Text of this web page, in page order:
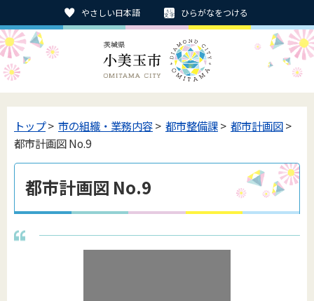
やさしい日本語 ひらがなをつける
トップ> 市の組織・業務内容> 都市整備課> 都市計画図>
都市計画図 No.9
都市計画図 No.9